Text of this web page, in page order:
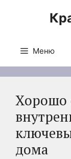
Меню
Хорошо
дома